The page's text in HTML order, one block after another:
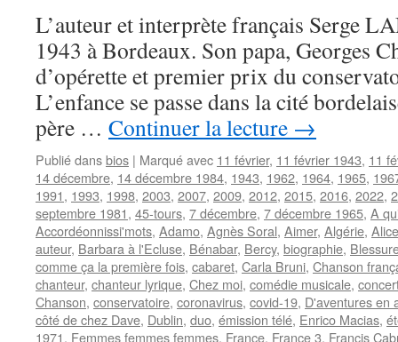
L’auteur et interprète français Serge
1943 à Bordeaux. Son papa, Georges
d’opérette et premier prix du
L’enfance se passe dans la cité
père … Continuer la lecture →
Publié dansbios | Marqué avec 11 février, 11 février 1943, 11
14 décembre, 14 décembre 1984, 1943, 1962, 1964, 1965,
1991, 1993, 1998, 2003, 2007, 2009, 2012, 2015, 2016, 2022,
septembre 1981, 45-tours, 7 décembre, 7 décembre 1965, A
Accordéonnissi'mots, Adamo, Agnès Soral, Aimer, Algérie,
auteur, Barbara à l'Ecluse, Bénabar, Bercy, biographie,
comme ça la première fois, cabaret, Carla Bruni, Chanson
chanteur, chanteur lyrique, Chez moi, comédie musicale,
Chanson, conservatoire, coronavirus, covid-19, D'aventures en
côté de chez Dave, Dublin, duo, émission télé, Enrico Macias,
1971, Femmes femmes femmes, France, France 3, Francis